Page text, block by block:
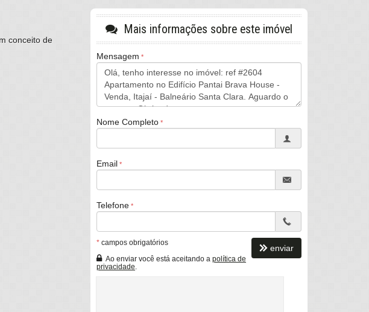
conceito de
Mais informações sobre este imóvel
Mensagem
Nome Completo
Email
Telefone
* campos obrigatórios
Ao enviar você está aceitando a política de
privacidade
enviar